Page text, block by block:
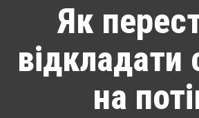
Як
відкладати
на